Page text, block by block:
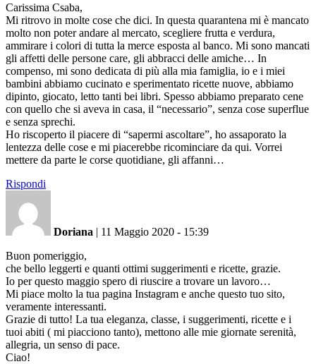
Carissima Csaba,
Mi ritrovo in molte cose che dici. In questa quarantena mi è mancato
molto non poter andare al mercato, scegliere frutta e verdura,
ammirare i colori di tutta la merce esposta al banco. Mi sono mancati
gli affetti delle persone care, gli abbracci delle amiche… In
compenso, mi sono dedicata di più alla mia famiglia, io e i miei
bambini abbiamo cucinato e sperimentato ricette nuove, abbiamo
dipinto, giocato, letto tanti bei libri. Spesso abbiamo preparato cene
con quello che si aveva in casa, il “necessario”, senza cose superflue
e senza sprechi.
Ho riscoperto il piacere di “sapermi ascoltare”, ho assaporato la
lentezza delle cose e mi piacerebbe ricominciare da qui. Vorrei
mettere da parte le corse quotidiane, gli affanni…
Rispondi
Doriana | 11 Maggio 2020 - 15:39
Buon pomeriggio,
che bello leggerti e quanti ottimi suggerimenti e ricette, grazie.
Io per questo maggio spero di riuscire a trovare un lavoro…
Mi piace molto la tua pagina Instagram e anche questo tuo sito,
veramente interessanti.
Grazie di tutto! La tua eleganza, classe, i suggerimenti, ricette e i
tuoi abiti ( mi piacciono tanto), mettono alle mie giornate serenità,
allegria, un senso di pace.
Ciao!